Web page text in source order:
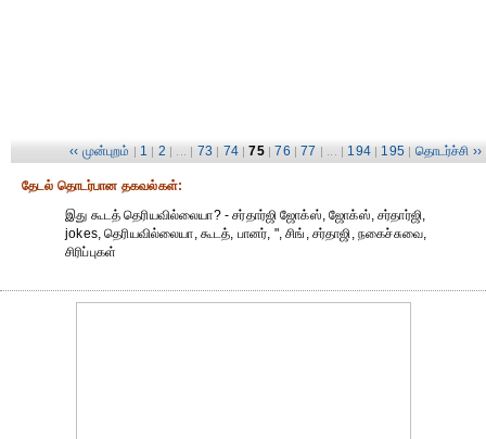
‹‹ முன்புறம் | 1 | 2 | ... | 73 | 74 | 75 | 76 | 77 | ... | 194 | 195 | தொடர்ச்சி ››
தேட‌ல் தொட‌ர்பான தகவ‌ல்க‌ள்:
இது கூடத் தெரியவில்லையா? - சர்தார்ஜி ஜோக்ஸ், ஜோக்ஸ், சர்தார்ஜி,
jokes, தெரியவில்லையா, கூடத், பானர், ", சிங், சர்தாஜி, நகைச்சுவை,
சிரிப்புகள்